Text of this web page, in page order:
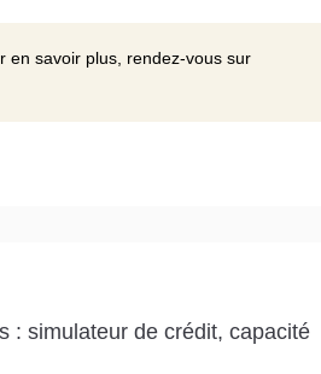
en savoir plus, rendez-vous sur
: simulateur de crédit, capacité